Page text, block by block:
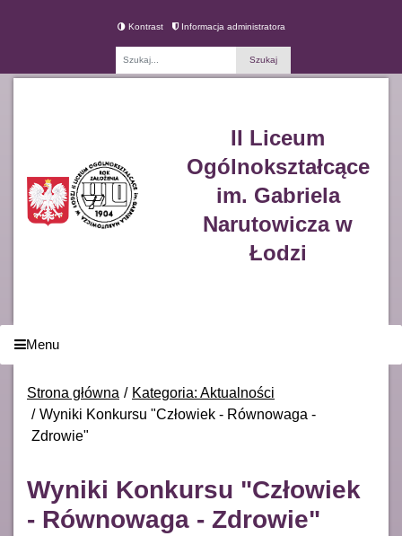
Kontrast Informacja administratora
II Liceum
Ogólnokształcące
im. Gabriela
Narutowicza w
Łodzi
Menu
Strona główna
Kategoria: Aktualności
Wyniki Konkursu "Człowiek - Równowaga -
Zdrowie"
Wyniki Konkursu "Człowiek
- Równowaga - Zdrowie"